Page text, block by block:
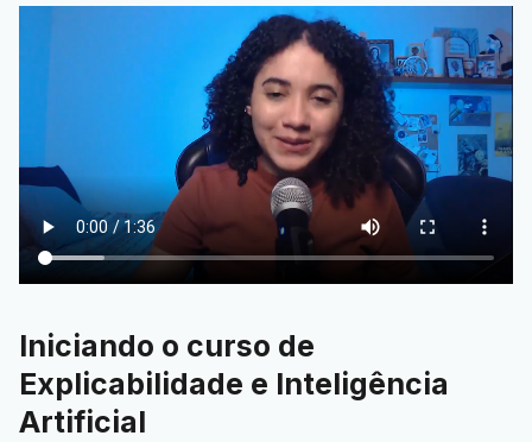
Iniciando o curso de
Explicabilidade e Inteligência
Artificial